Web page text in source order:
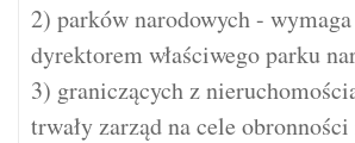
2) parków narodowych -
dyrektorem właściwego parku
3) graniczących z
trwały zarząd na cele